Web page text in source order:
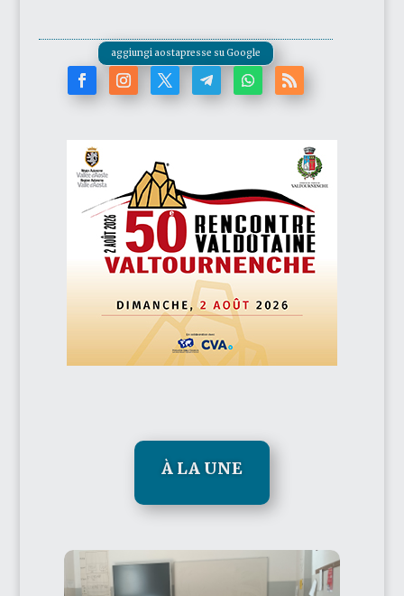
aggiungi aostapresse su Google
À LA UNE